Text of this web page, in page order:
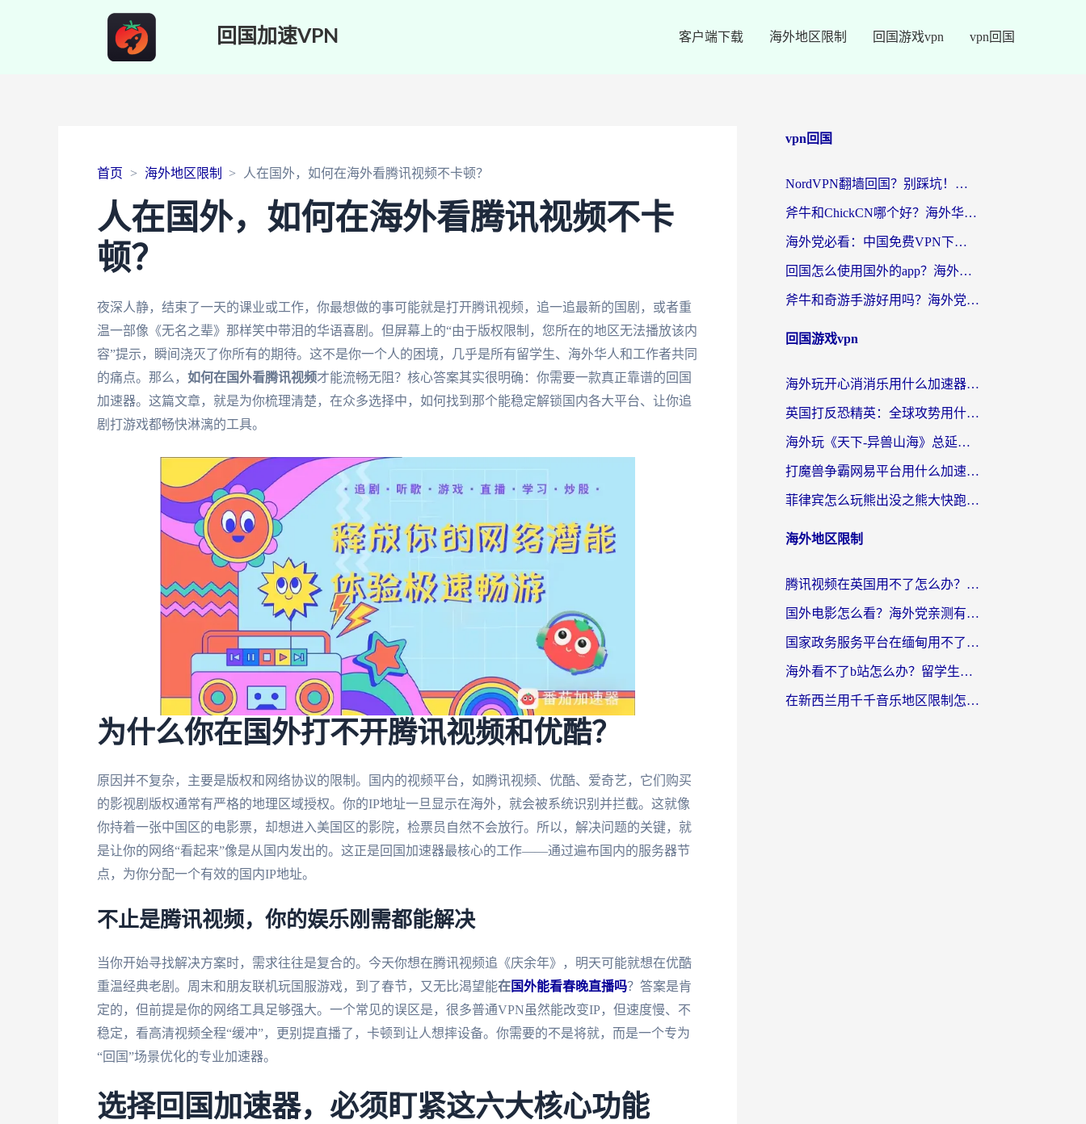
回国加速VPN 客户端下载 海外地区限制 回国游戏vpn vpn回国
首页 海外地区限制 人在国外，如何在海外看腾讯视频不卡顿？
人在国外，如何在海外看腾讯视频不卡
顿？
夜深人静，结束了一天的课业或工作，你最想做的事可能就是打开腾讯视频，追一追最新的国剧，或者重
温一部像《无名之辈》那样笑中带泪的华语喜剧。但屏幕上的“由于版权限制，您所在的地区无法播放该内
容”提示，瞬间浇灭了你所有的期待。这不是你一个人的困境，几乎是所有留学生、海外华人和工作者共同
的痛点。那么， 如何在国外看腾讯视频才能流畅无阻？核心答案其实很明确：你需要一款真正靠谱的回国
加速器。这篇文章，就是为你梳理清楚，在众多选择中，如何找到那个能稳定解锁国内各大平台、让你追
剧打游戏都畅快淋漓的工具。
为什么你在国外打不开腾讯视频和优酷？
原因并不复杂，主要是版权和网络协议的限制。国内的视频平台，如腾讯视频、优酷、爱奇艺，它们购买
的影视剧版权通常有严格的地理区域授权。你的IP地址一旦显示在海外，就会被系统识别并拦截。这就像
你持着一张中国区的电影票，却想进入美国区的影院，检票员自然不会放行。所以，解决问题的关键，就
是让你的网络“看起来”像是从国内发出的。这正是回国加速器最核心的工作——通过遍布国内的服务器节
点，为你分配一个有效的国内IP地址。
不止是腾讯视频，你的娱乐刚需都能解决
当你开始寻找解决方案时，需求往往是复合的。今天你想在腾讯视频追《庆余年》，明天可能就想在优酷
重温经典老剧。周末和朋友联机玩国服游戏，到了春节，又无比渴望能在国外能看春晚直播吗？答案是肯
定的，但前提是你的网络工具足够强大。一个常见的误区是，很多普通VPN虽然能改变IP，但速度慢、不
稳定，看高清视频全程“缓冲”，更别提直播了，卡顿到让人想摔设备。你需要的不是将就，而是一个专为
“回国”场景优化的专业加速器。
选择回国加速器，必须盯紧这六大核心功能
vpn回国
NordVPN翻墙回国？别踩坑！海外党无缝访问国内资源的真实指南
斧牛和ChickCN哪个好？海外华人亲测3款回国加速器+免费试用攻略
海外党必看：中国免费VPN下载避坑指南 + 无缝访问国内资源的终极方案
回国怎么使用国外的app？海外党必看的无缝访问国内资源全攻略
斧牛和奇游手游好用吗？海外党亲测3款回国加速器，选对才能无缝刷国内资源
回国游戏vpn
海外玩开心消消乐用什么加速器最好？2026真实体验指南，告别延迟卡顿
英国打反恐精英：全球攻势用什么加速器？2026年实测有效的国服游戏加速指南
海外玩《天下-异兽山海》总延迟？这篇延迟加速器指南帮你告别卡顿（附日本玩Sky光·遇最高警戒解决方案）
打魔兽争霸网易平台用什么加速器？海外党亲测有效的国服游戏加速指南
菲律宾怎么玩熊出没之熊大快跑？海外党国服游戏加速终极攻略（附3款热门游戏实测）
海外地区限制
腾讯视频在英国用不了怎么办？留学生亲测有效的回国加速器指南
国外电影怎么看？海外党亲测有效的回国加速器选择指南
国家政务服务平台在缅甸用不了怎么办？海外华人必看的回国加速全攻略
海外看不了b站怎么办？留学生亲测有效的回国加速器选择攻略，解决豆瓣音乐、美团外卖难题
在新西兰用千千音乐地区限制怎么办？海外华人必备的回国加速解决方案